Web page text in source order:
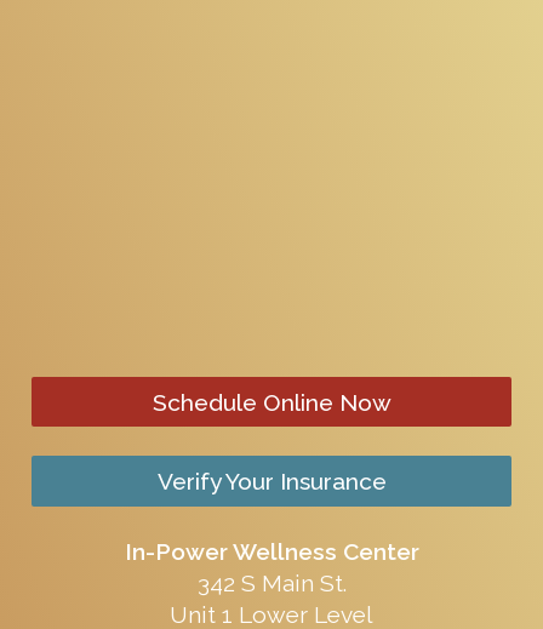
Schedule Online Now
Verify Your Insurance
In-Power Wellness Center
342 S Main St.
Unit 1 Lower Level